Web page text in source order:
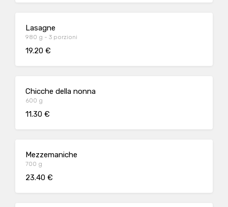
Lasagne
980 g - 3 porzioni
19.20 €
Chicche della nonna
600 g
11.30 €
Mezzemaniche
700 g
23.40 €